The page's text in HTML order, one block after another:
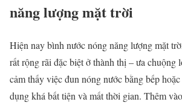
năng lượng mặt trời
Hiện nay bình nước nóng năng lượng mặt
rất rộng rãi đặc biệt ở thành thị – ưa chuộng
cảm thấy việc đun nóng nước bằng bếp
dụng khá bất tiện và mất thời gian. Thêm